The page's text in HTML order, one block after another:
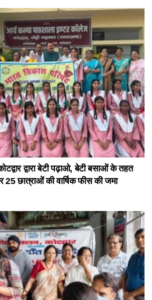
द्वारा बेटी पढ़ाओ, बेटी बसाओं के तहत
छात्राओं की वार्षिक फीस की जमा